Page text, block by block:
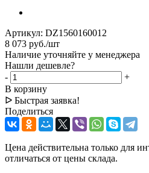
Артикул: DZ1560160012
8 073 руб./шт
Наличие уточняйте у менеджера
Нашли дешевле?
-
+
В корзину
ᐅ Быстрая заявка!
Поделиться
Цена действительна только для
отличаться от цены склада.